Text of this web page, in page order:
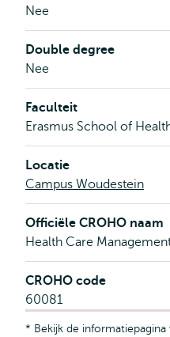
Nee
Double degree
Nee
Faculteit
Erasmus School of
Locatie
Campus Woudestein
Officiële CROHO naam
Health Care
CROHO code
60081
* Bekijk de